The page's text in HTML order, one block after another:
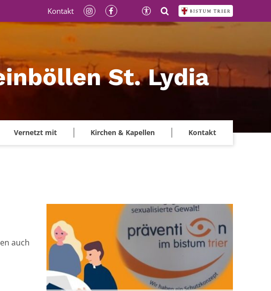
St. Lydia
Vernetzt mit Kirchen & Kapellen Kontakt
Kontakt
auch